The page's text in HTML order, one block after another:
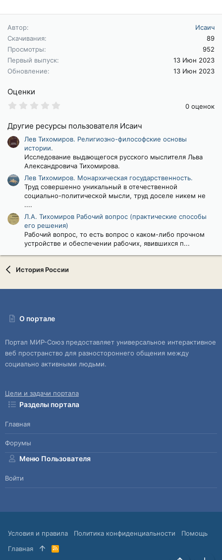
Автор
Исаич
Скачивания
89
Просмотры
952
Первый выпуск
13 Июн 2023
Обновление
13 Июн 2023
Оценки
0
в
з
д
0 оценок
Другие ресурсы пользователя Исаич
Лев Тихомиров. Религиозно-философские основы
истории.
Исследование выдающегося русского мыслителя Льва
Александровича Тихомирова.
Лев Тихомиров. Монархическая государственность.
Труд совершенно уникальный в отечественной
социально-политической мысли, труд доселе никем не
....
Л.А. Тихомиров Рабочий вопрос (практические способы
его решения)
Рабочий вопрос, то есть вопрос о каком-либо прочном
устройстве и обеспечении рабочих, явившихся п...
История России
О портале
Портал МИР-Союз предоставляет универсальное интерактивное
веб пространство для разностороннего общения между
социально активными людьми.
Цели и задачи портала
Разделы портала
Главная
Форумы
Меню Пользователя
Войти
Условия и правила Политика конфиденциальности
Помощь
Главная
R
S